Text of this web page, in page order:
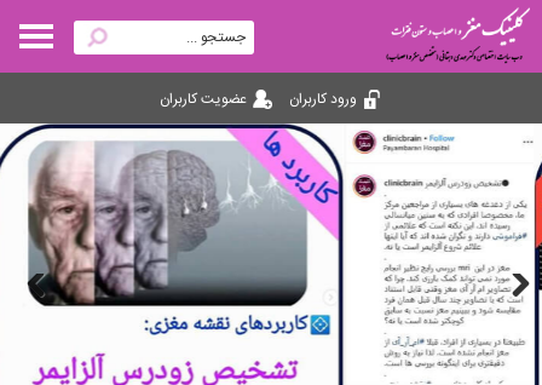
ورود کاربران عضویت کاربران
Previous Next